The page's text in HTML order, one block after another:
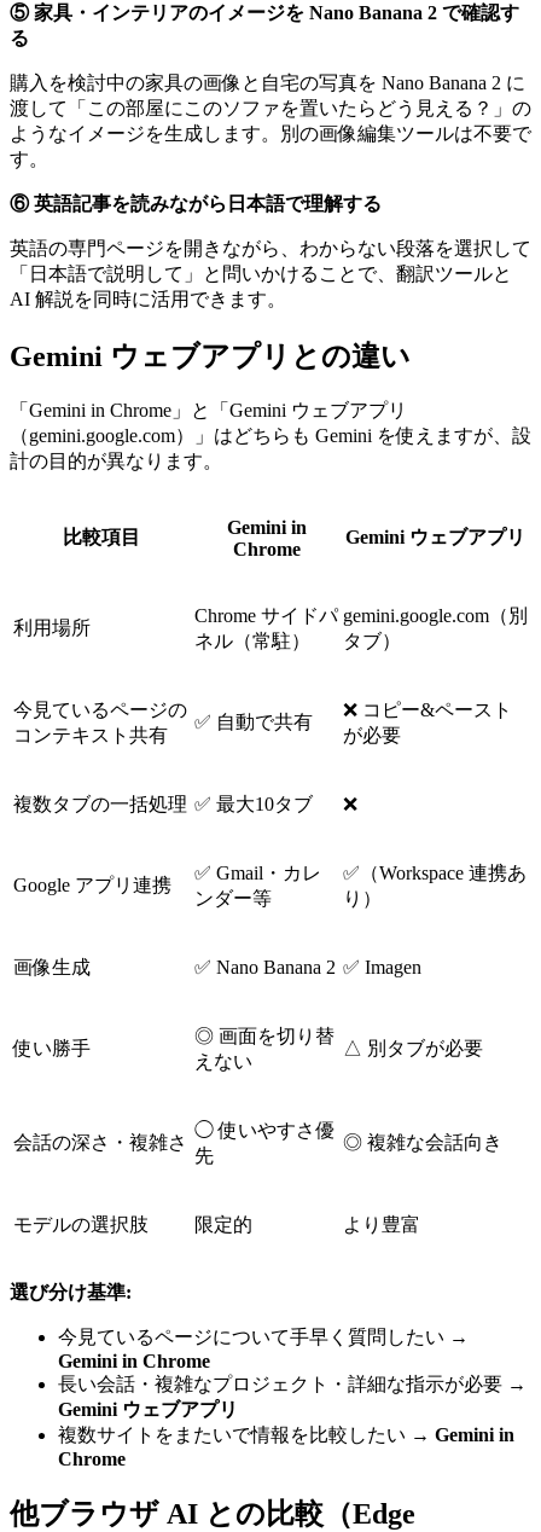
⑤ 家具・インテリアのイメージを Nano Banana 2 で確認す
る
購入を検討中の家具の画像と自宅の写真を Nano Banana 2 に
渡して「この部屋にこのソファを置いたらどう見える？」の
ようなイメージを生成します。別の画像編集ツールは不要で
す。
⑥ 英語記事を読みながら日本語で理解する
英語の専門ページを開きながら、わからない段落を選択して
「日本語で説明して」と問いかけることで、翻訳ツールと
AI 解説を同時に活用できます。
Gemini ウェブアプリとの違い
「Gemini in Chrome」と「Gemini ウェブアプリ
（gemini.google.com）」はどちらも Gemini を使えますが、設
計の目的が異なります。
比較項目
Gemini in
Chrome
Gemini ウェブアプリ
利用場所
Chrome サイドパ
ネル（常駐）
gemini.google.com（別
タブ）
今見ているページの
コンテキスト共有
✅ 自動で共有
❌ コピー&ペースト
が必要
複数タブの一括処理 ✅ 最大10タブ ❌
Google アプリ連携
✅ Gmail・カレ
ンダー等
✅（Workspace 連携あ
り）
画像生成 ✅ Nano Banana 2 ✅ Imagen
使い勝手
◎ 画面を切り替
えない
△ 別タブが必要
会話の深さ・複雑さ
◯ 使いやすさ優
先
◎ 複雑な会話向き
モデルの選択肢 限定的 より豊富
選び分け基準:
今見ているページについて手早く質問したい →
Gemini in Chrome
長い会話・複雑なプロジェクト・詳細な指示が必要 →
Gemini ウェブアプリ
複数サイトをまたいで情報を比較したい → Gemini in
Chrome
他ブラウザ AI との比較（Edge